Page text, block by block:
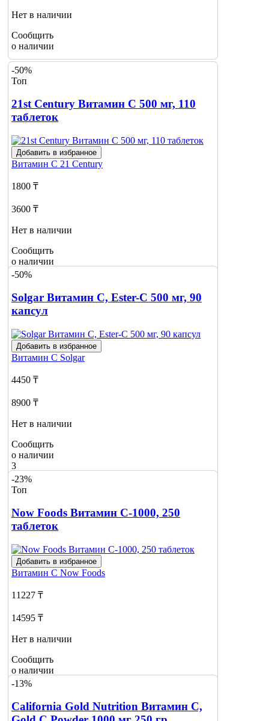
Нет в наличии
Сообщить
о наличии
-50%
Топ
21st Century Витамин С 500 мг, 110
таблеток
Добавить в избранное
Витамин С 21 Century
1800 ₸
3600 ₸
Нет в наличии
Сообщить
о наличии
3
-50%
Solgar Витамин C, Ester-C 500 мг, 90
капсул
Добавить в избранное
Витамин С Solgar
4450 ₸
8900 ₸
Нет в наличии
Сообщить
о наличии
3
-23%
Топ
Now Foods Витамин С-1000, 250
таблеток
Добавить в избранное
Витамин С Now Foods
11227 ₸
14595 ₸
Нет в наличии
Сообщить
о наличии
-13%
California Gold Nutrition Витамин С,